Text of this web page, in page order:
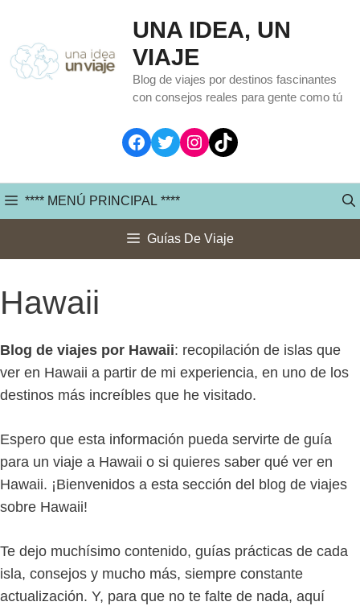
contenido
UNA IDEA, UN
VIAJE
Blog de viajes por destinos fascinantes
con consejos reales para gente como tú
Facebook
TwitterInstagram
TikTok
**** MENÚ PRINCIPAL ****
Guías De Viaje
Hawaii
Blog de viajes por Hawaii: recopilación de islas que
ver en Hawaii a partir de mi experiencia, en uno de los
destinos más increíbles que he visitado.
Espero que esta información pueda servirte de guía
para un viaje a Hawaii o si quieres saber qué ver en
Hawaii. ¡Bienvenidos a esta sección del blog de viajes
sobre Hawaii!
Te dejo muchísimo contenido, guías prácticas de cada
isla, consejos y mucho más, siempre constante
actualización. Y, para que no te falte de nada, aquí